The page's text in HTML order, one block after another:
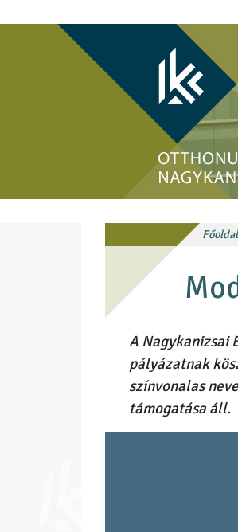
Főoldal
A Nagykanizsai
pályázatnak
színvonalas
támogatása áll.